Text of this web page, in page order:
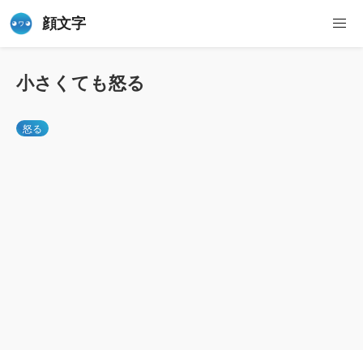
顔文字
小さくても怒る
怒る